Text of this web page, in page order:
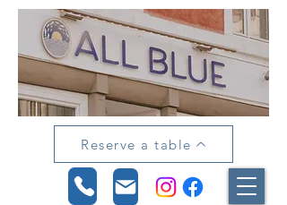
Reserve a table